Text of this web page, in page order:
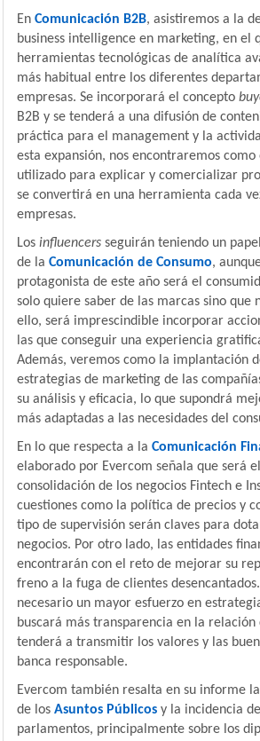
En Comunicación B2B, asistiremos a la
business intelligence en marketing, en el
herramientas tecnológicas de analítica
más habitual entre los diferentes
empresas. Se incorporará el concepto
B2B y se tenderá a una difusión de
práctica para el management y la
esta expansión, nos encontraremos
utilizado para explicar y comercializar
se convertirá en una herramienta cada
empresas.
Los influencers seguirán teniendo un
de la Comunicación de Consumo,
protagonista de este año será el
solo quiere saber de las marcas sino que
ello, será imprescindible incorporar
las que conseguir una experiencia
Además, veremos como la implantación
estrategias de marketing de las
su análisis y eficacia, lo que supondrá
más adaptadas a las necesidades del
En lo que respecta a la Comunicación
elaborado por Evercom señala que será
consolidación de los negocios Fintech e
cuestiones como la política de precios y
tipo de supervisión serán claves para
negocios. Por otro lado, las entidades
encontrarán con el reto de mejorar su
freno a la fuga de clientes
necesario un mayor esfuerzo en
buscará más transparencia en la
tenderá a transmitir los valores y las
banca responsable.
Evercom también resalta en su informe
de los Asuntos Públicos y la incidencia
parlamentos, principalmente sobre los